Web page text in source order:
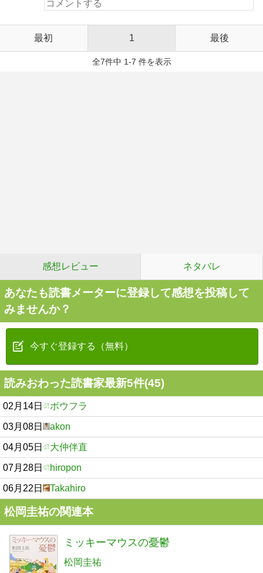
最初 1 最後
全7件中 1-7 件を表示
感想レビュー ネタバレ
あなたも読書メーターに登録して感想を投稿して
みませんか？
今すぐ登録する（無料）
読みおわった読書家最新5件(45)
02月14日 ボウフラ
03月08日 akon
04月05日 大仲伴直
07月28日 hiropon
06月22日 Takahiro
松岡圭祐の関連本
ミッキーマウスの憂鬱
松岡圭祐